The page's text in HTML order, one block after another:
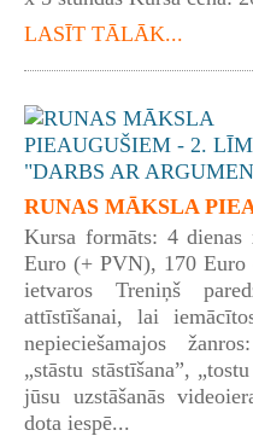
LASĪT TĀLĀK...
RUNAS MĀKSLA
Kursa formāts: 4
Euro (+ PVN), 170 Euro
ietvaros Treniņš
attīstīšanai, lai
nepieciešamajos
„stāstu stāstīšana”,
jūsu uzstāšanās
dota iespē...